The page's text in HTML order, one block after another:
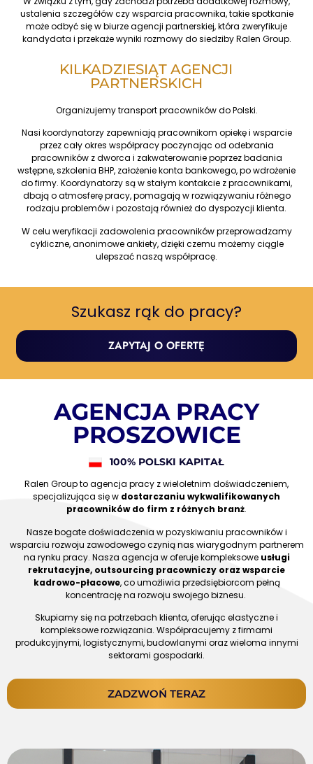
ustalenia szczegółów czy wsparcia pracownika, takie spotkanie
może odbyć się w biurze agencji partnerskiej, która zweryfikuje
kandydata i przekaże wyniki rozmowy do siedziby Ralen Group.
KILKADZIESIĄT AGENCJI
PARTNERSKICH
Organizujemy transport pracowników do Polski.
Nasi koordynatorzy zapewniają pracownikom opiekę i wsparcie
przez cały okres współpracy poczynając od odebrania
pracowników z dworca i zakwaterowanie poprzez badania
wstępne, szkolenia BHP, założenie konta bankowego, po wdrożenie
do firmy. Koordynatorzy są w stałym kontakcie z pracownikami,
dbają o atmosferę pracy, pomagają w rozwiązywaniu różnego
rodzaju problemów i pozostają również do dyspozycji klienta.
W celu weryfikacji zadowolenia pracowników przeprowadzamy
cykliczne, anonimowe ankiety, dzięki czemu możemy ciągle
ulepszać naszą współpracę.
Szukasz rąk do pracy?
ZAPYTAJ O OFERTĘ
AGENCJA PRACY
PROSZOWICE
100% POLSKI KAPITAŁ
Ralen Group to agencja pracy z wieloletnim doświadczeniem,
specjalizująca się w dostarczaniu wykwalifikowanych
pracowników do firm z różnych branż.
Nasze bogate doświadczenia w pozyskiwaniu pracowników i
wsparciu rozwoju zawodowego czynią nas wiarygodnym partnerem
na rynku pracy. Nasza agencja w oferuje kompleksowe usługi
rekrutacyjne, outsourcing pracowniczy oraz wsparcie
kadrowo-płacowe, co umożliwia przedsiębiorcom pełną
koncentrację na rozwoju swojego biznesu.
Skupiamy się na potrzebach klienta, oferując elastyczne i
kompleksowe rozwiązania. Współpracujemy z firmami
produkcyjnymi, logistycznymi, budowlanymi oraz wieloma innymi
sektorami gospodarki.
ZADZWOŃ TERAZ